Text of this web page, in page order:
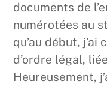
documents de
numérotées au
qu’au début,
d’ordre légal,
Heureusement,